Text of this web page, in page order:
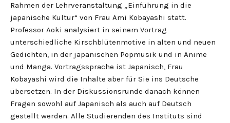
Rahmen der Lehrveranstaltung „Einführung in die
japanische Kultur“ von Frau Ami Kobayashi statt.
Professor Aoki analysiert in seinem Vortrag
unterschiedliche Kirschblütenmotive in alten und neuen
Gedichten, in der japanischen Popmusik und in Anime
und Manga. Vortragssprache ist Japanisch, Frau
Kobayashi wird die Inhalte aber für Sie ins Deutsche
übersetzen. In der Diskussionsrunde danach können
Fragen sowohl auf Japanisch als auch auf Deutsch
gestellt werden. Alle Studierenden des Instituts sind